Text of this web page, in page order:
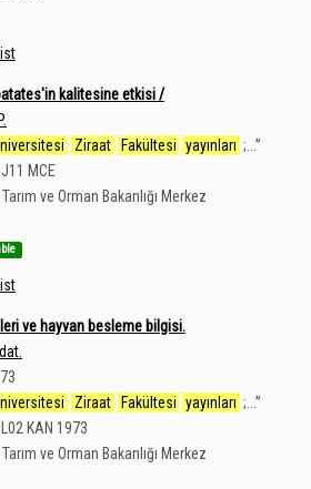
kalitesine etkisi /
Ziraat Fakültesi yayınları ;... ”
J11 MCE
Tarım ve Orman Bakanlığı Merkez
ve hayvan besleme bilgisi.
Ziraat Fakültesi yayınları ;... ”
L02 KAN 1973
Tarım ve Orman Bakanlığı Merkez